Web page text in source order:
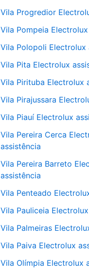
Vila Progredior
Vila Pompeia
Vila Polopoli Electrolux
Vila Pita Electrolux
Vila Pirituba Electrolux
Vila Pirajussara
Vila Piauí Electrolux
Vila Pereira Cerca
assistência
Vila Pereira Barreto
assistência
Vila Penteado
Vila Pauliceia
Vila Palmeiras
Vila Paiva Electrolux
Vila Olímpia Electrolux